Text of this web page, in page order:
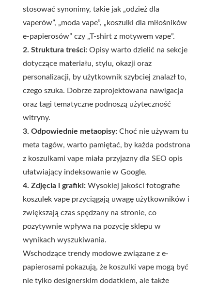
stosować synonimy, takie jak „odzież dla
vaperów”, „moda vape”, „koszulki dla miłośników
e-papierosów” czy „T-shirt z motywem vape”.
2. Struktura treści: Opisy warto dzielić na sekcje
dotyczące materiału, stylu, okazji oraz
personalizacji, by użytkownik szybciej znalazł to,
czego szuka. Dobrze zaprojektowana nawigacja
oraz tagi tematyczne podnoszą użyteczność
witryny.
3. Odpowiednie metaopisy: Choć nie używam tu
meta tagów, warto pamiętać, by każda podstrona
z koszulkami vape miała przyjazny dla SEO opis
ułatwiający indeksowanie w Google.
4. Zdjęcia i grafiki: Wysokiej jakości fotografie
koszulek vape przyciągają uwagę użytkowników i
zwiększają czas spędzany na stronie, co
pozytywnie wpływa na pozycję sklepu w
wynikach wyszukiwania.
Wschodzące trendy modowe związane z e-
papierosami pokazują, że koszulki vape mogą być
nie tylko designerskim dodatkiem, ale także